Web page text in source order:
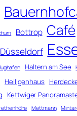
Bottrop Café
Düsseldorf
Haltern am See
Heiligenhaus
Kettwiger
Mettmann